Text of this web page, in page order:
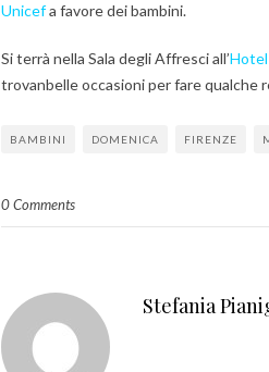
Unicefa favore dei bambini.
Si terrà nella Sala degli Affresci all’Hotel
trovanbelle occasioni per fare qualche
BAMBINI DOMENICA FIRENZE
0 Comments
Stefania